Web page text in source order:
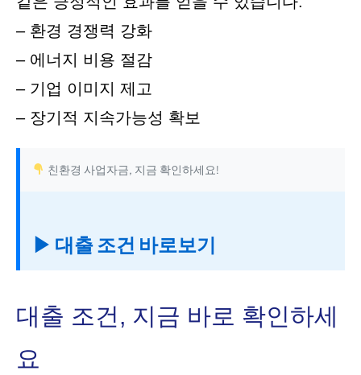
– 환경 경쟁력 강화
– 에너지 비용 절감
– 기업 이미지 제고
– 장기적 지속가능성 확보
친환경 사업자금, 지금 확인하세요!
▶ 대출 조건 바로보기
대출 조건, 지금 바로 확인하세
요